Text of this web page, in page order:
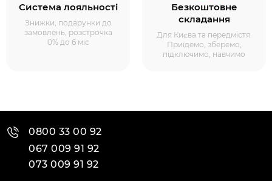
Система лояльності
Знижки, подарунки до
замовлень, розстрочка
0% до 6 міс
Безкоштовне
складання
Для Києва та передмістя.
Приїдемо, зберемо,
підключимо, навчимо
0800 33 00 92
067 009 91 92
073 009 91 92